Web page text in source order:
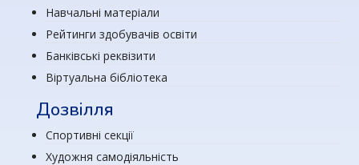
Навчальні матеріали
Рейтинги здобувачів освіти
Банківські реквізити
Віртуальна бібліотека
Дозвілля
Спортивні секції
Художня самодіяльність